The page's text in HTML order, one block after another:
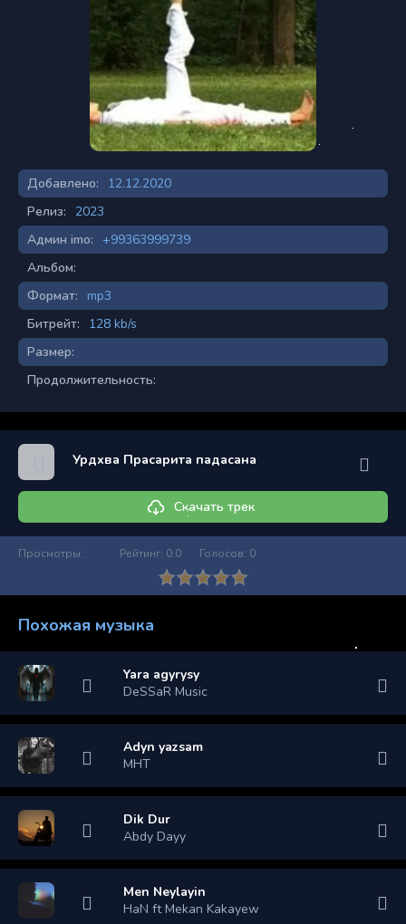
Добавлено:
12.12.2020
Релиз:
2023
Админ imo:
+99363999739
Альбом:
Формат:
mp3
Битрейт:
128 kb/s
Размер:
Продолжительность:
Урдхва Прасарита падасана
Скачать трек
Просмотры: Рейтинг: 0.0 Голосов: 0
Похожая музыка
Yara agyrysy
DeSSaR Music
Adyn yazsam
MHT
Dik Dur
Abdy Dayy
Men Neylayin
HaN ft Mekan Kakayew